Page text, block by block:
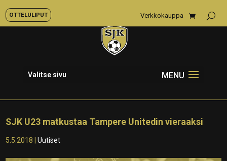
OTTELULIPUT Verkkokauppa
Valitse sivu
SJK U23 matkustaa Tampere Unitedin vieraaksi
5.5.2018 |Uutiset